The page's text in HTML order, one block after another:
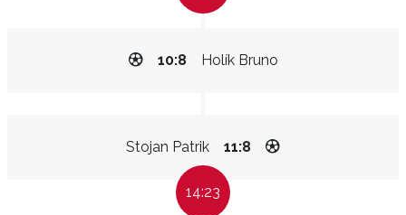
Holík Bruno
10:8
Stojan Patrik 11:8
14:23